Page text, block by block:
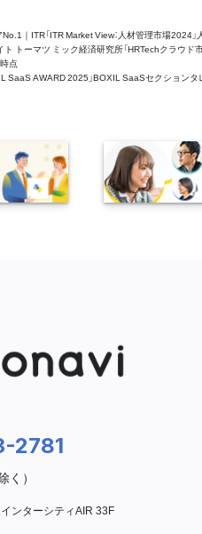
｜ITR「ITR Market View：人材管理市場2024
トーマツ ミック経済研究所「HRTechクラウド
点
SaaS AWARD 2025」BOXIL SaaSセクション
2781
ンターシティAIR 33F